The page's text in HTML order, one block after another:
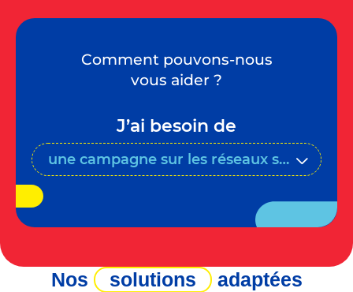
Comment pouvons-nous
vous aider ?
J’ai besoin de
une campagne sur les réseaux sociaux
Nos solutions
adaptées